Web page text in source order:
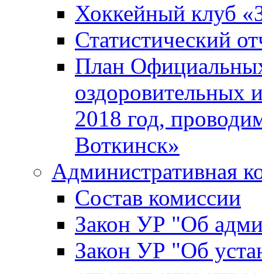
Хоккейный клуб
Статистический
План
оздоровительных
2018 год,
Воткинск»
Административная
Состав комиссии
Закон УР "Об
Закон УР "Об